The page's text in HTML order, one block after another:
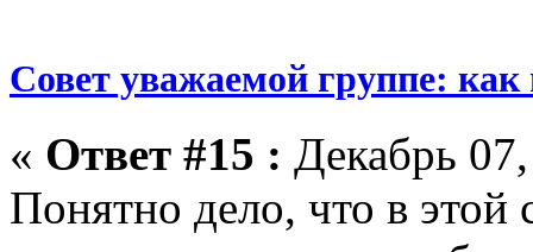
Совет уважаемой группе:
« Ответ #15 : Декабрь
Понятно дело, что в этой